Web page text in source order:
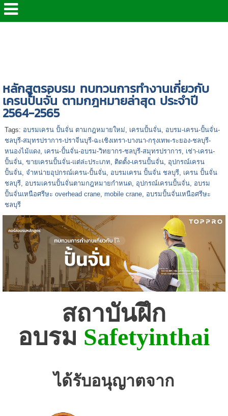
หลักสูตรอบรม ทบทวนการทำงานเกี่ยวกับ
เครนปั้นจั่น ตามกฎหมายล่าสุด ประจำปี
2564-2565
Tags: อบรมเครน ปั้นจั่น ตามกฎหมายใหม่, เครนปั้นจั่น, อบรม-เครน-ปั้นจั่น-
ชลบุรี-สมุทรปราการ-ปราจีนบุรี-ฉะเชิงเทรา-บางนา-กรุงเทพ-ระยอง-ชลบุรี-
หนองไม้แดง, เครน-ปั้นจั่น-อบรม-วิทยากร-ชลบุรี-สมุทรปราการ, เช่า-เครน-
ปั้นจั่น, ขายเครนปั้นจั่น-แต่ล่ะประเภท, ติดตั้ง-เครนปั้นจั่น, อุปกรณ์เครน
ปั้นจั่น, จำหน่ายอุปกรณ์เครน-ปั้นจั่น, อบรมเครน ปั้นจั่น ชลบุรี, เครน ปั้นจั่น
ชลบุรี, อบรมเครนปั้นจั่นตามกฎหมายกำหนด, อุปกรณ์เครนปั้นจั่น, อบรม
ปั้นจั่นเหนือศรีษะ overhead crane, mobile crane, อบรมปั้นจั่นเหนือศรีษะ
ชลบุรี
สถาบันฝึก
อบรม Safetyinthai
ได้รับอนุญาตจาก